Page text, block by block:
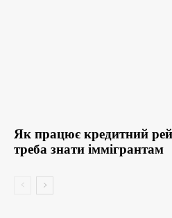
Як працює кредитний
треба знати іммігрантам